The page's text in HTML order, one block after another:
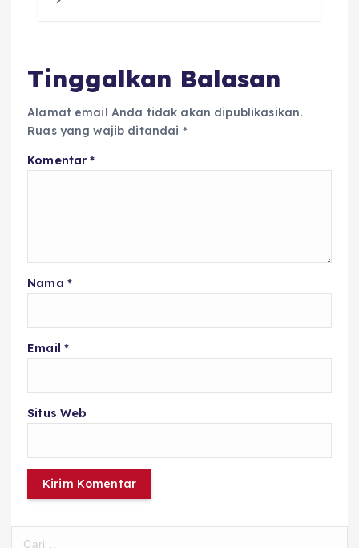
Tinggalkan Balasan
Alamat email Anda tidak akan dipublikasikan.
Ruas yang wajib ditandai *
Komentar*
Nama *
Email *
Situs Web